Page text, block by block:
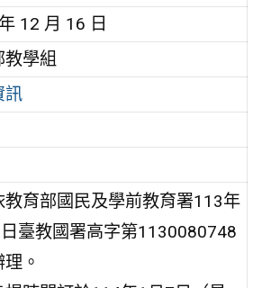
12 月 16 日
教學組
訊
教育部國民及學前教育署113年
臺教國署高字第1130080748
。